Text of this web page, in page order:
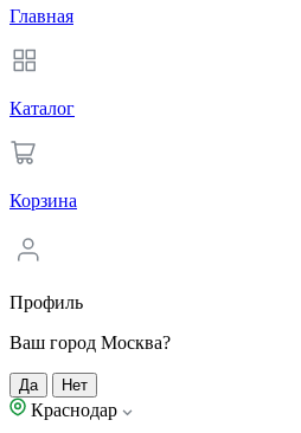
Главная
Каталог
Корзина
Профиль
Ваш город Москва?
Да Нет
Краснодар